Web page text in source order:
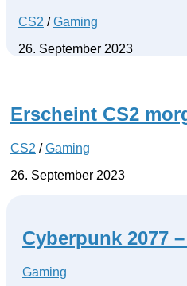
CS2 /Gaming
26. September 2023
Erscheint CS2
CS2 /Gaming
26. September 2023
Cyberpunk 2077
Gaming